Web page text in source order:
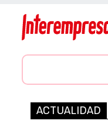
ACTUALIDAD